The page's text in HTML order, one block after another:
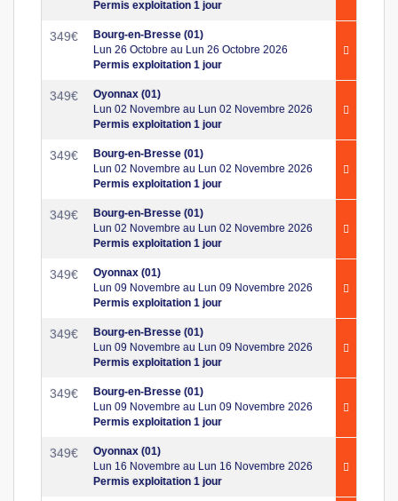
Permis exploitation 1 jour
349€
Bourg-en-Bresse (01)
Lun 26 Octobre au Lun 26 Octobre 2026
Permis exploitation 1 jour
349€
Oyonnax (01)
Lun 02 Novembre au Lun 02 Novembre 2026
Permis exploitation 1 jour
349€
Bourg-en-Bresse (01)
Lun 02 Novembre au Lun 02 Novembre 2026
Permis exploitation 1 jour
349€
Bourg-en-Bresse (01)
Lun 02 Novembre au Lun 02 Novembre 2026
Permis exploitation 1 jour
349€
Oyonnax (01)
Lun 09 Novembre au Lun 09 Novembre 2026
Permis exploitation 1 jour
349€
Bourg-en-Bresse (01)
Lun 09 Novembre au Lun 09 Novembre 2026
Permis exploitation 1 jour
349€
Bourg-en-Bresse (01)
Lun 09 Novembre au Lun 09 Novembre 2026
Permis exploitation 1 jour
349€
Oyonnax (01)
Lun 16 Novembre au Lun 16 Novembre 2026
Permis exploitation 1 jour